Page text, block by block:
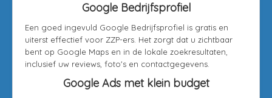
Google Bedrijfsprofiel
Een goed ingevuld Google Bedrijfsprofiel is gratis en
uiterst effectief voor ZZP-ers. Het zorgt dat u zichtbaar
bent op Google Maps en in de lokale zoekresultaten,
inclusief uw reviews, foto's en contactgegevens.
Google Ads met klein budget